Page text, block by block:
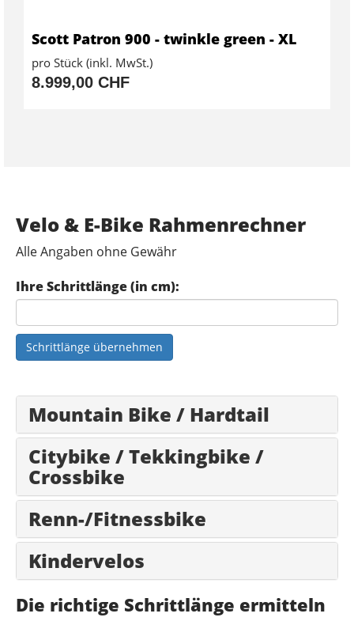
Scott Patron 900 - twinkle green - XL
pro Stück (inkl. MwSt.)
8.999,00 CHF
Velo & E-Bike Rahmenrechner
Alle Angaben ohne Gewähr
Ihre Schrittlänge (in cm):
Schrittlänge übernehmen
Mountain Bike / Hardtail
Citybike / Tekkingbike /
Crossbike
Renn-/Fitnessbike
Kindervelos
Die richtige Schrittlänge ermitteln